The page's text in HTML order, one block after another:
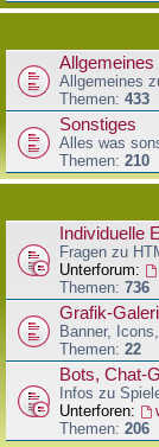
Allgemeines
Allgemeines
Themen: 433
Sonstiges
Alles was
Themen: 210
Individuelle
Fragen zu
Unterforum:
Themen: 736
Grafik-
Banner,
Themen: 22
Bots, Chat-
Infos zu
Unterforen:
Themen: 206